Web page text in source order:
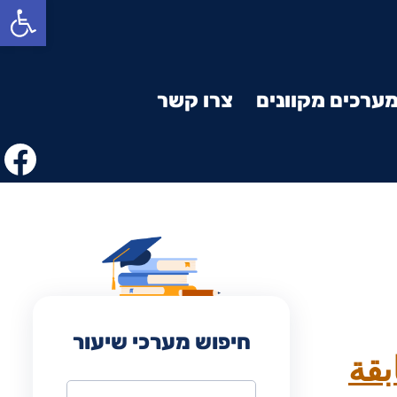
פתח סרגל נגישות
מקוונים צרו קשר
חיפוש מערכי שיעור